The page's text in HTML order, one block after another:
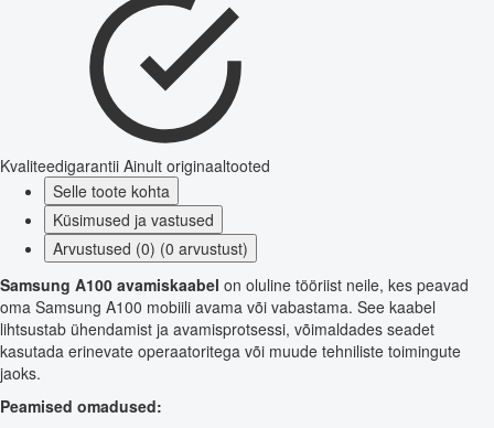
Kvaliteedigarantii Ainult originaaltooted
Selle toote kohta
Küsimused ja vastused
Arvustused (0) (0 arvustust)
Samsung A100 avamiskaabel on oluline tööriist neile, kes peavad
oma Samsung A100 mobiili avama või vabastama. See kaabel
lihtsustab ühendamist ja avamisprotsessi, võimaldades seadet
kasutada erinevate operaatoritega või muude tehniliste toimingute
jaoks.
Peamised omadused: